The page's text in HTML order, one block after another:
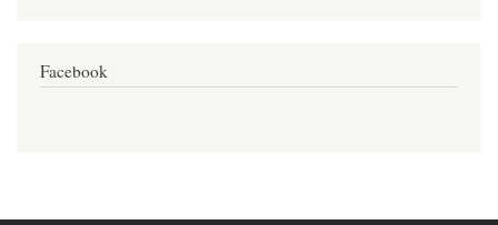
Facebook